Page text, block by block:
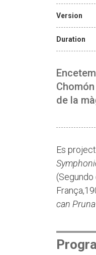
Version
Duration
de la
Es
(Segundo
can Pruna